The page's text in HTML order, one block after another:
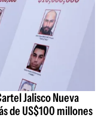
Jalisco Nueva
de US$100 millones